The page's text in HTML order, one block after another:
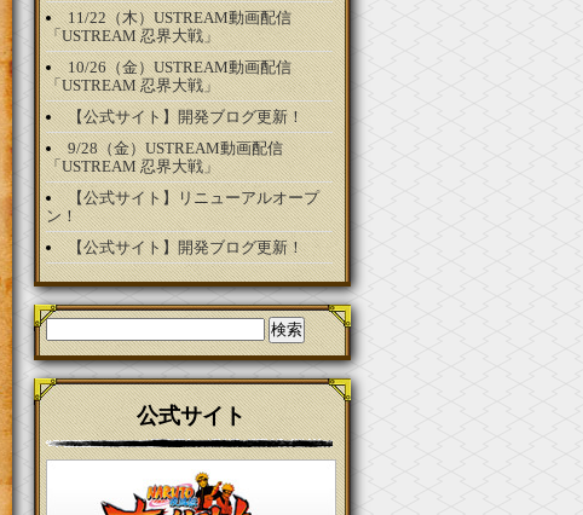
11/22（木）USTREAM動画配信
「USTREAM 忍界大戦」
10/26（金）USTREAM動画配信
「USTREAM 忍界大戦」
【公式サイト】開発ブログ更新！
9/28（金）USTREAM動画配信
「USTREAM 忍界大戦」
【公式サイト】リニューアルオープ
ン！
【公式サイト】開発ブログ更新！
検
索:
公式サイト